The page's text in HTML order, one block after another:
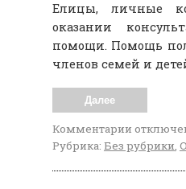
Елицы, личные
оказании
помощи. Помощь
членов семей и
Далее
Комментарии
Рубрика: Без рубрики,